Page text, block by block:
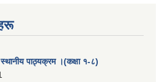
स्थानीय पाठ्यक्रम ।(कक्षा १-८)